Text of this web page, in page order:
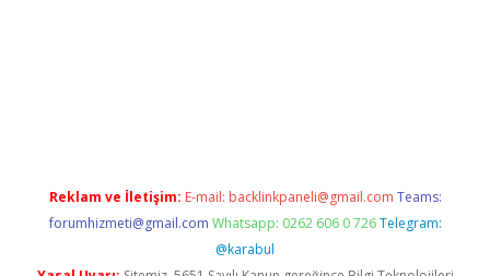
Reklam ve İletişim: E-mail: backlinkpaneli@gmail.com Teams:
forumhizmeti@gmail.com Whatsapp: 0262 606 0 726 Telegram:
@karabul